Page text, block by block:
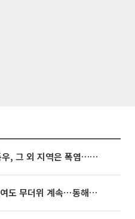
동해안은 시간당 80㎜ 폭우, 그 외 지역은 폭염…‘극과 극 날씨’
[내일 날씨] 폭염 한풀 꺾여도 무더위 계속⋯동해안 이틀 연속 비